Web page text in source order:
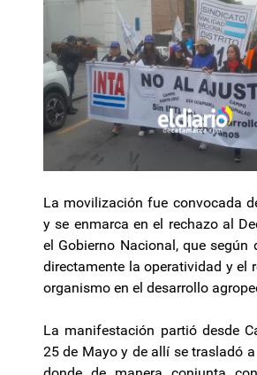
La movilización fue convocada
y se enmarca en el rechazo al
el Gobierno Nacional, que según
directamente la operatividad y el
organismo en el desarrollo
La manifestación partió desde
25 de Mayo y de allí se trasladó